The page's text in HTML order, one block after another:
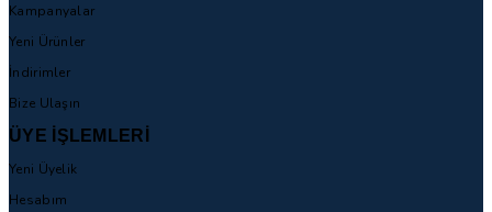
Kampanyalar
Yeni Ürünler
İndirimler
Bize Ulaşın
ÜYE İŞLEMLERİ
Yeni Üyelik
Hesabım